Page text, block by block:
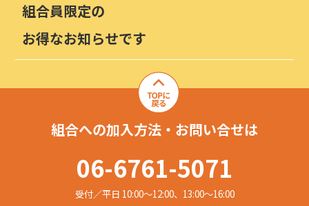
組合員限定の
お得なお知らせです
組合への加入方法・お問い合せは
06-6761-5071
受付／平日 10:00〜12:00、13:00〜16:00